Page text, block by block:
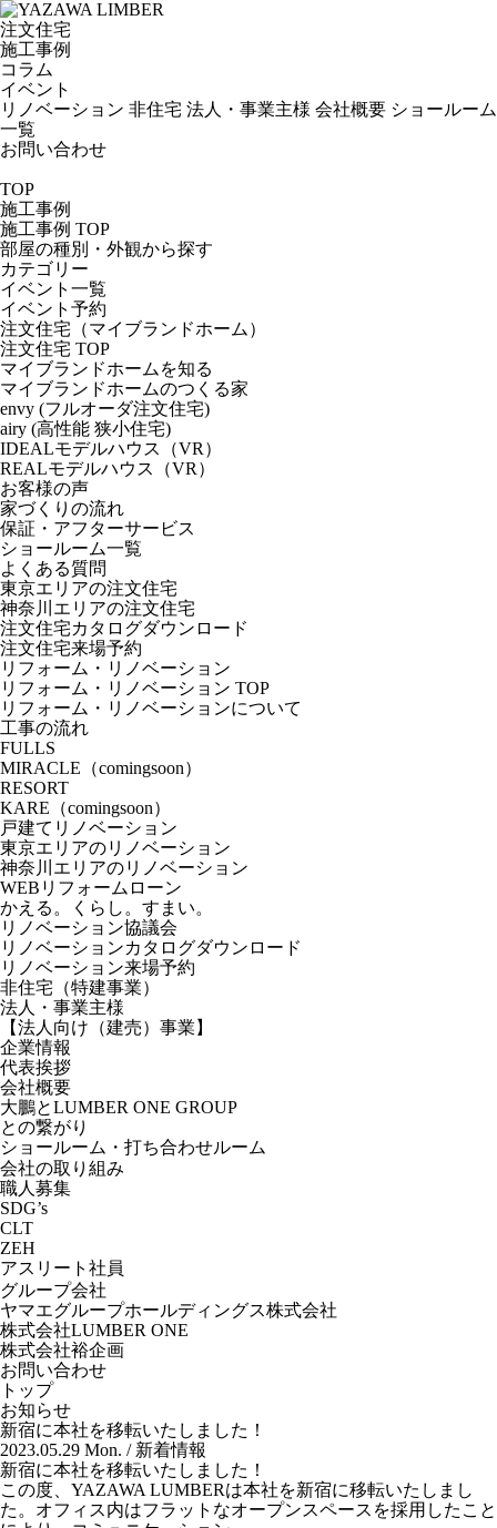
注文住宅
施工事例
コラム
イベント
リノベーション 非住宅 法人・事業主様 会社概要 ショールーム
一覧
お問い合わせ
TOP
施工事例
施工事例 TOP
部屋の種別・外観から探す
カテゴリー
イベント一覧
イベント予約
注文住宅（マイブランドホーム）
注文住宅 TOP
マイブランドホームを知る
マイブランドホームのつくる家
envy (フルオーダ注文住宅)
airy (高性能 狭小住宅)
IDEALモデルハウス（VR）
REALモデルハウス（VR）
お客様の声
家づくりの流れ
保証・アフターサービス
ショールーム一覧
よくある質問
東京エリアの注文住宅
神奈川エリアの注文住宅
注文住宅カタログダウンロード
注文住宅来場予約
リフォーム・リノベーション
リフォーム・リノベーション TOP
リフォーム・リノベーションについて
工事の流れ
FULLS
MIRACLE（comingsoon）
RESORT
KARE（comingsoon）
戸建てリノベーション
東京エリアのリノベーション
神奈川エリアのリノベーション
WEBリフォームローン
かえる。くらし。すまい。
リノベーション協議会
リノベーションカタログダウンロード
リノベーション来場予約
非住宅（特建事業）
法人・事業主様
【法人向け（建売）事業】
企業情報
代表挨拶
会社概要
大鵬とLUMBER ONE GROUP
との繋がり
ショールーム・打ち合わせルーム
会社の取り組み
職人募集
SDG’s
CLT
ZEH
アスリート社員
グループ会社
ヤマエグループホールディングス株式会社
株式会社LUMBER ONE
株式会社裕企画
お問い合わせ
トップ
お知らせ
新宿に本社を移転いたしました！
2023.05.29 Mon. / 新着情報
新宿に本社を移転いたしました！
この度、YAZAWA LUMBERは本社を新宿に移転いたしまし
た。オフィス内はフラットなオープンスペースを採用したこと